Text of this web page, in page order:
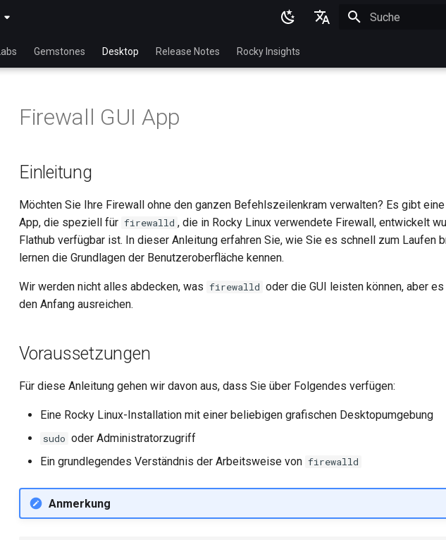
latest
English
日本語
한국어
Labs Gemstones Desktop Release Notes Rocky Insights
Firewall GUI App
Einleitung
Möchten Sie Ihre Firewall ohne den ganzen Befehlszeilenkram verwalten? Es gibt
App, die speziell für firewalld , die in Rocky Linux verwendete Firewall, entwickelt
Flathub verfügbar ist. In dieser Anleitung erfahren Sie, wie Sie es schnell zum Laufen
lernen die Grundlagen der Benutzeroberfläche kennen.
Wir werden nicht alles abdecken, was firewalld oder die GUI leisten können, aber
den Anfang ausreichen.
Voraussetzungen
Für diese Anleitung gehen wir davon aus, dass Sie über Folgendes verfügen:
Eine Rocky Linux-Installation mit einer beliebigen grafischen Desktopumgebung
sudo oder Administratorzugriff
Ein grundlegendes Verständnis der Arbeitsweise von firewalld
Anmerkung